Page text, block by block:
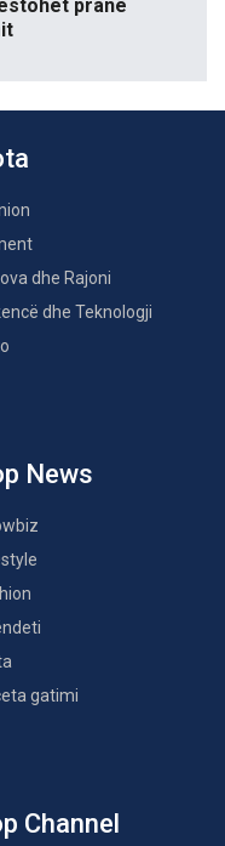
pranë
dhe Rajoni
dhe Teknologji
News
gatimi
Channel